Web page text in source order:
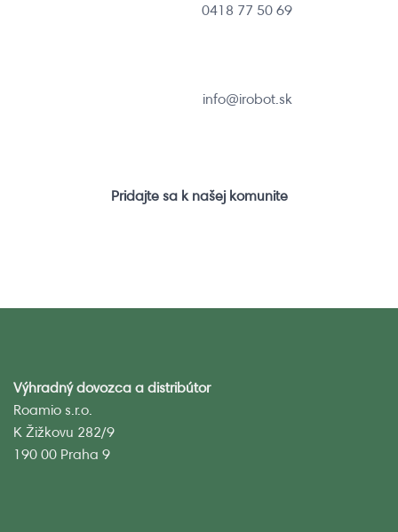
0418 77 50 69
info@irobot.sk
Pridajte sa k našej komunite
Výhradný dovozca a distribútor
Roamio s.r.o.
K Žižkovu 282/9
190 00 Praha 9